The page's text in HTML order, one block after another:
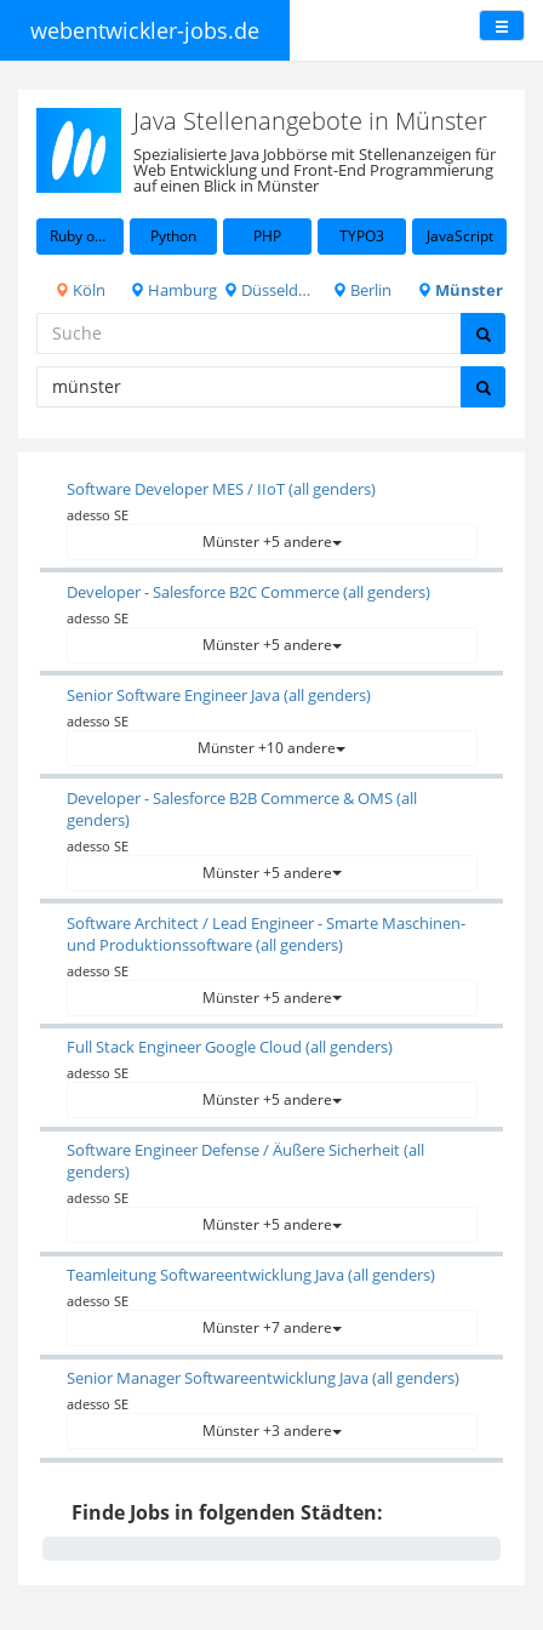
webentwickler-jobs.de
Java Stellenangebote in Münster
Spezialisierte Java Jobbörse mit Stellenanzeigen für
Web Entwicklung und Front-End Programmierung
auf einen Blick in Münster
Ruby on Rails Python PHP TYPO3 JavaScript
Köln Hamburg Düsseldorf Berlin Münster
Software Developer MES / IIoT (all genders)
adesso SE
Münster +5 andere
Developer - Salesforce B2C Commerce (all genders)
adesso SE
Münster +5 andere
Senior Software Engineer Java (all genders)
adesso SE
Münster +10 andere
Developer - Salesforce B2B Commerce & OMS (all
genders)
adesso SE
Münster +5 andere
Software Architect / Lead Engineer - Smarte Maschinen-
und Produktionssoftware (all genders)
adesso SE
Münster +5 andere
Full Stack Engineer Google Cloud (all genders)
adesso SE
Münster +5 andere
Software Engineer Defense / Äußere Sicherheit (all
genders)
adesso SE
Münster +5 andere
Teamleitung Softwareentwicklung Java (all genders)
adesso SE
Münster +7 andere
Senior Manager Softwareentwicklung Java (all genders)
adesso SE
Münster +3 andere
Finde Jobs in folgenden Städten: